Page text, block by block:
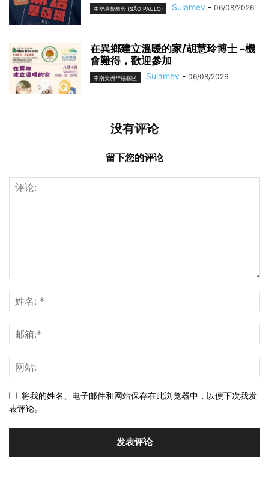
中华基督教会 (SÃO PAULO) Sulamev - 06/08/2026
在異鄉建立溫暖的家/胡慧玲博士 –機
會難得，歡迎參加
中南美洲华福联区 Sulamev - 06/08/2026
没有评论
留下您的评论
将我的姓名、电子邮件和网站保存在此浏览器中，以便下次我发
表评论。